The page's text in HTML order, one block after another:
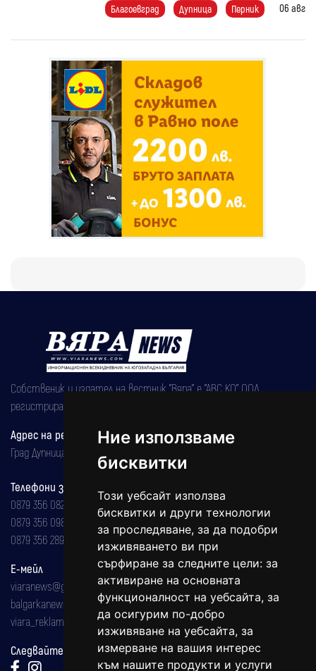
Ние използваме
бисквитки
Този уебсайт използва
бисквитки и други технологии
за проследяване, за да подобри
изживяването ви при
сърфиране за следните цели: за
активиране на основната
функционалност на уебсайта, за
да осигурим по-добро
изживяване на уебсайта, за
измерване на вашия интерес
към нашите продукти и услуги
Благоевград Дупница Перник 06 авг
Собственик и издател на вестник "Вяра" е "АВС КО" ООД,
регистрирана на 08.05.2002 година.
Адрес на редакцията
Град Дупница, ул.''Христо Ботев" 43
Телефони за реклама и абонаменти
0879 356 082
0879 356 098
0879 356 289
Е-мейл
viaranews@gmail.com
balgarkanews@gmail.com
viara_reklama@mail.bg
Следвайте ни: